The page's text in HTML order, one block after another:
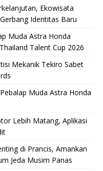
Ekowisata
Identitas Baru
Muda Astra Honda
Talent Cup 2026
Mekanik Tekiro Sabet
Muda Astra Honda
Lebih Matang, Aplikasi
di Prancis, Amankan
Jeda Musim Panas